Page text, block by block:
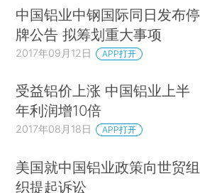
中国铝业中钢国际同日发布停
牌公告 拟筹划重大事项
2017年09月12日 APP打开
受益铝价上涨 中国铝业上半
年利润增10倍
2017年08月18日 APP打开
美国就中国铝业政策向世贸组
织提起诉讼